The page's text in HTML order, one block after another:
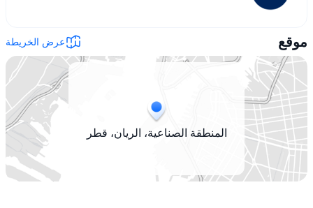
موقع عرض الخريطة
المنطقة الصناعية، الريان، قطر